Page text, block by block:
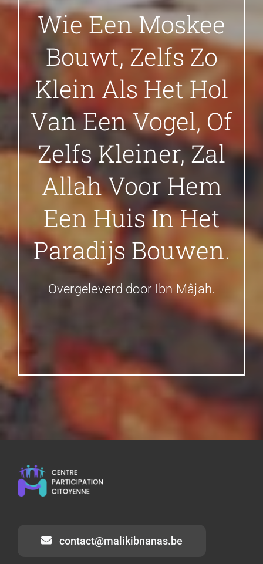
Wie Een Moskee
Bouwt, Zelfs Zo
Klein Als Het Hol
Van Een Vogel, Of
Zelfs Kleiner, Zal
Allah Voor Hem
Een Huis In Het
Paradijs Bouwen.
Overgeleverd door Ibn Mâjah.
contact@malikibnanas.be